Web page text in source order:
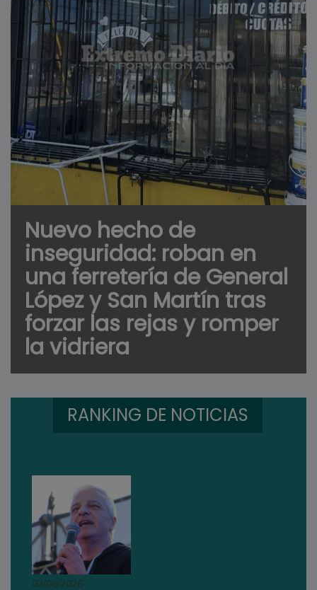
Nuevo hecho de
inseguridad: roban en
una ferretería de General
López y San Martín tras
forzar las rejas y romper
la vidriera
RANKING DE NOTICIAS
03/08/2026